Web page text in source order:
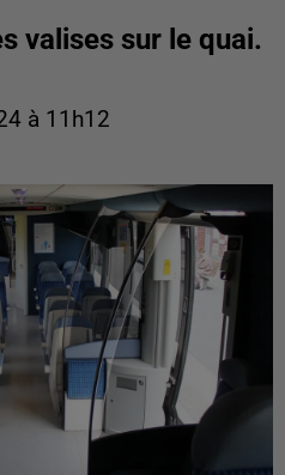
valises sur le quai.
à 11h12